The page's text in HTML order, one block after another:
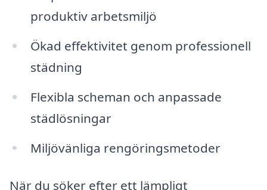
produktiv arbetsmiljö
Ökad effektivitet genom professionell
städning
Flexibla scheman och anpassade
städlösningar
Miljövänliga rengöringsmetoder
När du söker efter ett lämpligt